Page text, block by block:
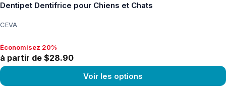
Dentipet Dentifrice pour Chiens et Chats
CEVA
Économisez 20%, à partir de $28.90
Économisez 20%
à partir de $28.90
Voir les options